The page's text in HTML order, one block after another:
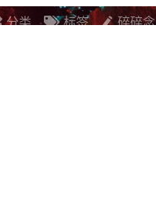
分类 标签 碎碎念